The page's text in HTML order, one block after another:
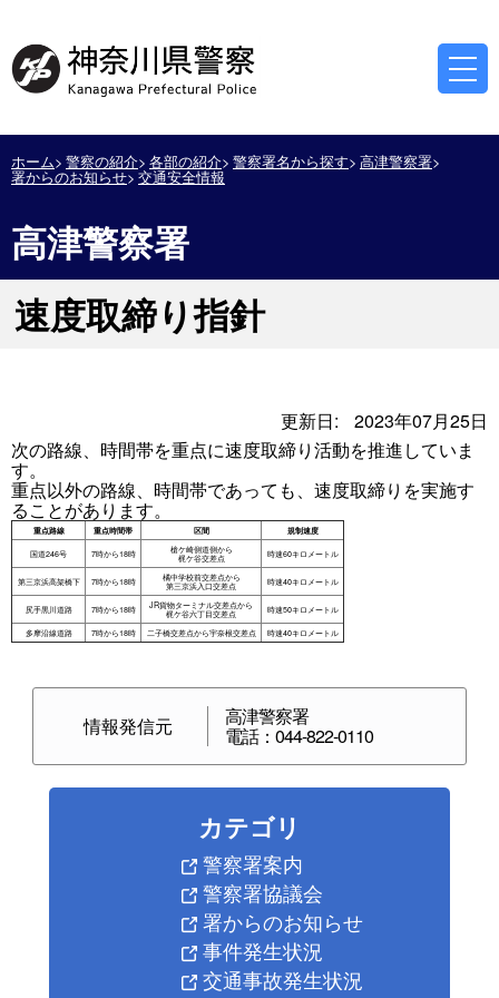
ホーム 警察の紹介 各部の紹介 警察署名から探す 高津警察署
署からのお知らせ 交通安全情報
高津警察署
速度取締り指針
更新日:
2023年07月25日
次の路線、時間帯を重点に速度取締り活動を推進していま
す。
重点以外の路線、時間帯であっても、速度取締りを実施す
ることがあります。
情報発信元 高津警察署
電話：044-822-0110
カテゴリ
警察署案内
警察署協議会
署からのお知らせ
事件発生状況
交通事故発生状況